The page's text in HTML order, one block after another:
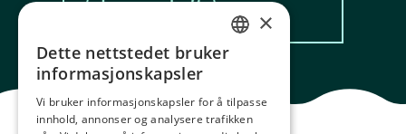
Les oppskrift
NORWEGIAN
GERMAN
×
Dette nettstedet bruker
informasjonskapsler
Vi bruker informasjonskapsler for å tilpasse
innhold, annonser og analysere trafikken